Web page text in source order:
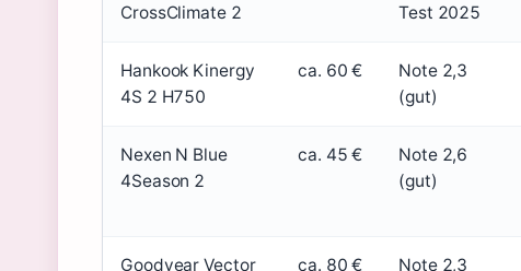
CrossClimate 2
Test 2025
Hankook Kinergy
4S 2 H750
ca. 60 €
Note 2,3
(gut)
Nexen N Blue
4Season 2
ca. 45 €
Note 2,6
(gut)
Goodyear Vector ca. 80 € Note 2,3